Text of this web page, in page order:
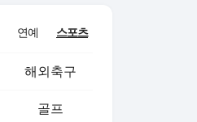
연예 스포츠
해외축구
골프